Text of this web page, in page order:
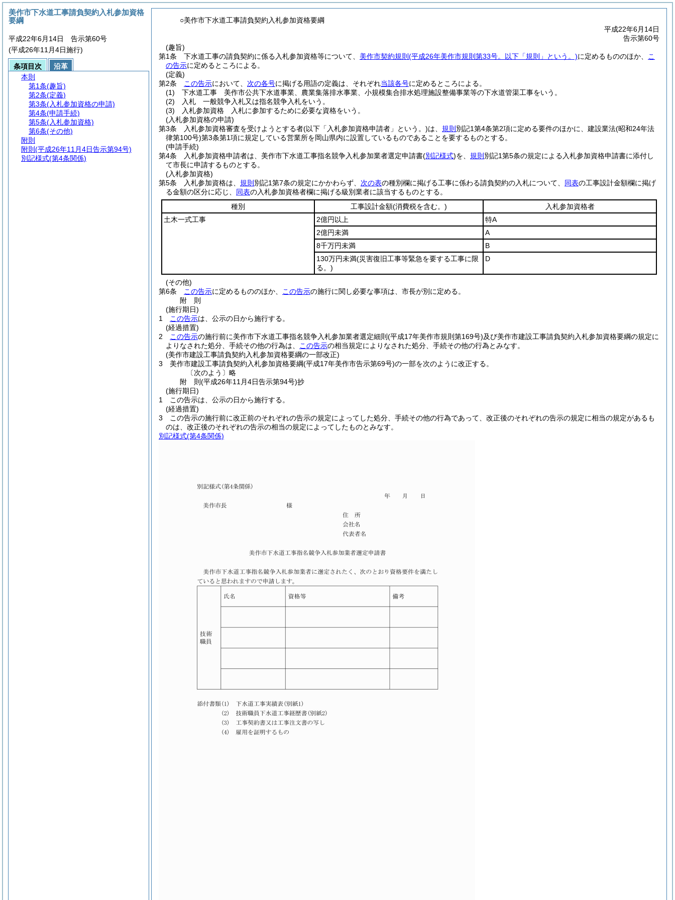
○美作市下水道工事請負契約入札参加資格要綱
平成22年6月14日
告示第60号
(趣旨)
第1条
下水道工事の請負契約に係る入札参加資格等について、 美作市契約規則 (平成26年美作市規則第33号。以下「規則」という。)に定めるもののほか、
こ
の告示に定めるところによる。
(定義)
第2条
この告示において、 次の各号に掲げる用語の定義は、それぞれ当該各号に定めるところによる。
(1)
下水道工事 美作市公共下水道事業、農業集落排水事業、小規模集合排水処理施設整備事業等の下水道管渠工事をいう。
(2)
入札 一般競争入札又は指名競争入札をいう。
(3)
入札参加資格 入札に参加するために必要な資格をいう。
(入札参加資格の申請)
第3条
入札参加資格審査を受けようとする者(以下「入札参加資格申請者」という。)は、 規則 別記1第4条第2項に定める要件のほかに、建設業法(昭和24年法
律第100号)第3条第1項に規定している営業所を岡山県内に設置しているものであることを要するものとする。
(申請手続)
第4条
入札参加資格申請者は、美作市下水道工事指名競争入札参加業者選定申請書(別記様式)を、 規則 別記1第5条の規定による入札参加資格申請書に添付し
て市長に申請するものとする。
(入札参加資格)
第5条
入札参加資格は、 規則 別記1第7条の規定にかかわらず、 次の表の種別欄に掲げる工事に係わる請負契約の入札について、 同表の工事設計金額欄に掲げ
る金額の区分に応じ、 同表の入札参加資格者欄に掲げる級別業者に該当するものとする。
種別
工事設計金額(消費税を含む。)
入札参加資格者
土木一式工事
2億円以上
特A
2億円未満
A
8千万円未満
B
130万円未満(災害復旧工事等緊急を要する工事に限
る。)
D
(その他)
第6条
この告示に定めるもののほか、 この告示の施行に関し必要な事項は、市長が別に定める。
附 則
(施行期日)
1
この告示は、公示の日から施行する。
(経過措置)
2
この告示の施行前に美作市下水道工事指名競争入札参加業者選定細則 (平成17年美作市規則第169号)及び美作市建設工事請負契約入札参加資格要綱の規定に
よりなされた処分、手続その他の行為は、
この告示の相当規定によりなされた処分、手続その他の行為とみなす。
(美作市建設工事請負契約入札参加資格要綱の一部改正)
3
美作市建設工事請負契約入札参加資格要綱(平成17年美作市告示第69号)の一部を次のように改正する。
〔次のよう〕略
附 則(平成26年11月4日告示第94号)抄
(施行期日)
1
この告示は、公示の日から施行する。
(経過措置)
3
この告示の施行前に改正前のそれぞれの告示の規定によってした処分、手続その他の行為であって、改正後のそれぞれの告示の規定に相当の規定があるも
のは、改正後のそれぞれの告示の相当の規定によってしたものとみなす。
別記様式(第4条関係)
美作市下水道工事請負契約入札参加資格
要綱
平成22年6月14日 告示第60号
(平成26年11月4日施行)
条項目次
沿革
本則
第1条(趣旨)
第2条(定義)
第3条(入札参加資格の申請)
第4条(申請手続)
第5条(入札参加資格)
第6条(その他)
附則
附則 (平成26年11月4日告示第94号)
別記様式(第4条関係)